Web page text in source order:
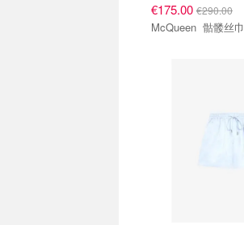
€175.00 €290.00
McQueen 骷髅丝巾